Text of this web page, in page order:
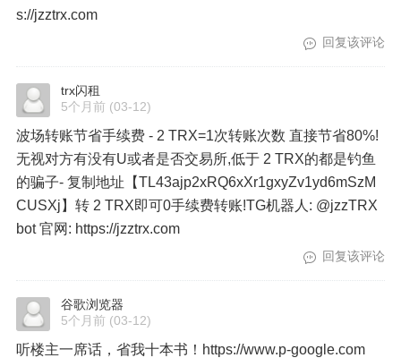
s://jzztrx.com
回复该评论
trx闪租
5个月前 (03-12)
波场转账节省手续费 - 2 TRX=1次转账次数 直接节省80%!
无视对方有没有U或者是否交易所,低于 2 TRX的都是钓鱼
的骗子- 复制地址【TL43ajp2xRQ6xXr1gxyZv1yd6mSzM
CUSXj】转 2 TRX即可0手续费转账!TG机器人: @jzzTRX
bot 官网: https://jzztrx.com
回复该评论
谷歌浏览器
5个月前 (03-12)
听楼主一席话，省我十本书！https://www.p-google.com